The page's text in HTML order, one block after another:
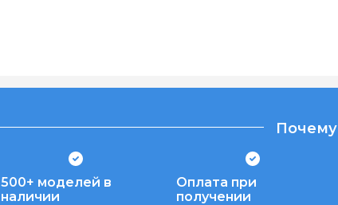
Почему
500+ моделей в
наличии
Оплата при
получении